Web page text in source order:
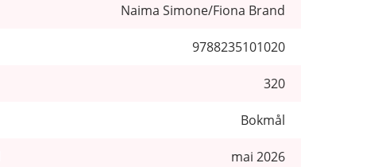
Naima Simone/Fiona Brand
9788235101020
320
Bokmål
mai 2026